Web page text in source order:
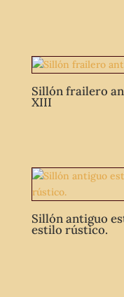
Sillón frailero
XIII
Sillón antiguo
estilo rústico.